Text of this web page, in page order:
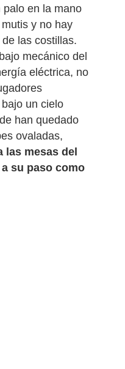
en la mano
y no hay
las costillas.
mecánico del
eléctrica, no
un cielo
han quedado
ovaladas,
las mesas del
su paso como